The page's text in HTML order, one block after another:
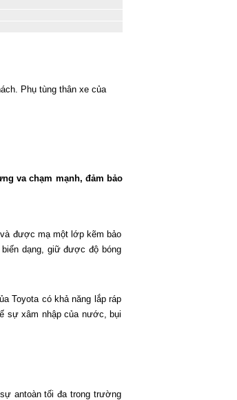
Phụ tùng thân xe của
va chạm mạnh, đảm bảo
được mạ một lớp kẽm bảo
dạng, giữ được độ bóng
Toyota có khả năng lắp ráp
sự xâm nhập của nước, bụi
antoàn tối đa trong trường